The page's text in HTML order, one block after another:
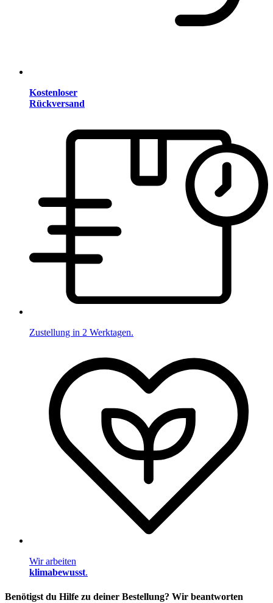
Kostenloser
Rückversand
Zustellung in 2 Werktagen.
Wir arbeiten
klimabewusst.
Benötigst du Hilfe zu deiner Bestellung? Wir beantworten